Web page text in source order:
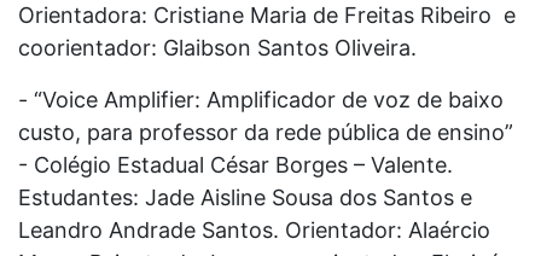
Orientadora: Cristiane Maria de Freitas Ribeiro e
coorientador: Glaibson Santos Oliveira.
- “Voice Amplifier: Amplificador de voz de baixo
custo, para professor da rede pública de ensino”
- Colégio Estadual César Borges – Valente.
Estudantes: Jade Aisline Sousa dos Santos e
Leandro Andrade Santos. Orientador: Alaércio